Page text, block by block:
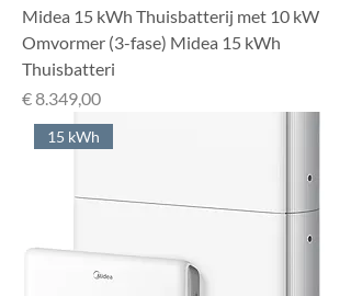
Midea 15 kWh Thuisbatterij met 10 kW
Omvormer (3-fase) Midea 15 kWh
Thuisbatteri
Prijs
€ 8.349,00
15 kWh